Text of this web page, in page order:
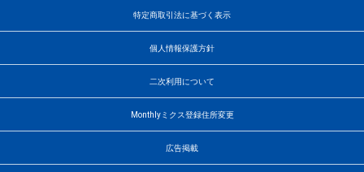
特定商取引法に基づく表示
個人情報保護方針
二次利用について
Monthlyミクス登録住所変更
広告掲載